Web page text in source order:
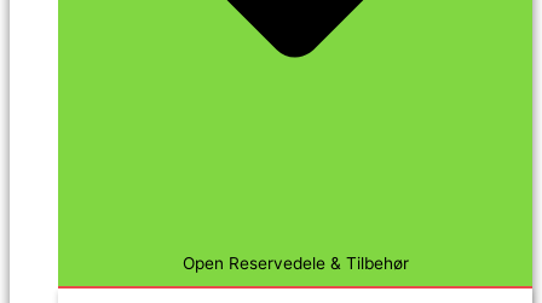
Open Reservedele & Tilbehør